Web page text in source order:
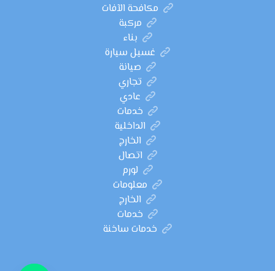
مكافحة الآفات
مركبة
بناء
غسيل سيارة
صيانة
تجاري
عادي
خدمات
الداخلية
الخارج
اتصال
لورم
معلومات
الخارج
خدمات
خدمات ساخنة